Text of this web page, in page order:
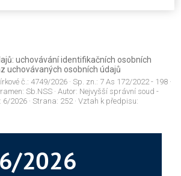
uchovávání identifikačních osobních
uchovávaných osobních údajů
č.: 4749/2026 · Sp. zn.: 7 As 172/2022 - 198 ·
Sb.NSS · Autor: Nejvyšší správní soud -
6/2026 · Strana: 252· Vztah k předpisu: